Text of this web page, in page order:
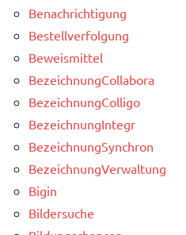
Benachrichtigung
Bestellverfolgung
Beweismittel
BezeichnungCollabora
BezeichnungColligo
BezeichnungIntegr
BezeichnungSynchron
BezeichnungVerwaltung
Bigin
Bildersuche